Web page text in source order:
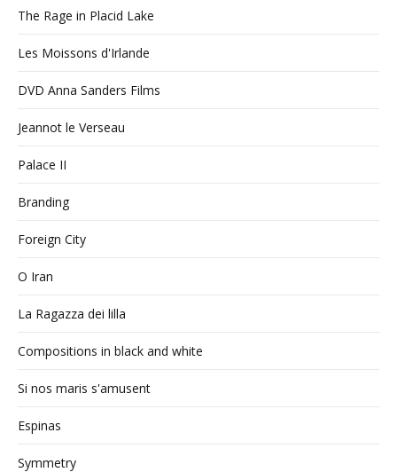
The Rage in Placid Lake
Les Moissons d'Irlande
DVD Anna Sanders Films
Jeannot le Verseau
Palace II
Branding
Foreign City
O Iran
La Ragazza dei lilla
Compositions in black and white
Si nos maris s'amusent
Espinas
Symmetry